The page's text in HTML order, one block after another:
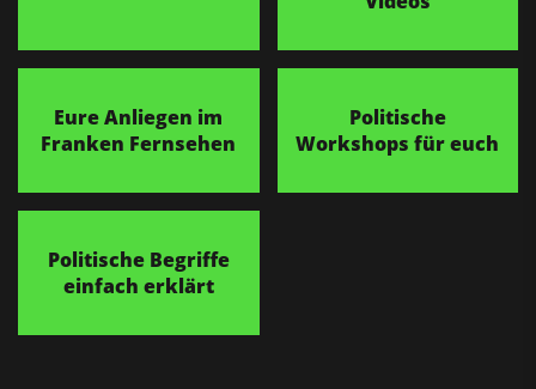
Eure Anliegen im
Franken Fernsehen
Politische
Workshops für euch
Politische Begriffe
einfach erklärt